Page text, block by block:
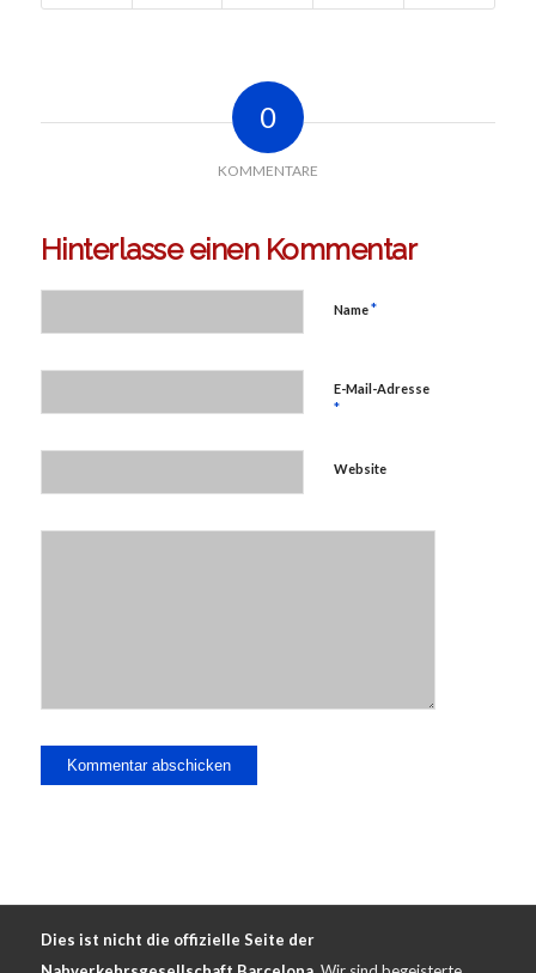
0
KOMMENTARE
Hinterlasse einen Kommentar
Name*
E-Mail-Adresse
*
Website
Dies ist nicht die offizielle Seite der